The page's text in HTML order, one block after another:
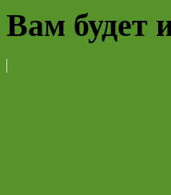
Вам будет